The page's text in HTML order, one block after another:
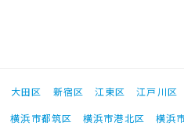
大田区 新宿区 江東区 江戸川区
横浜市都筑区 横浜市港北区 横浜